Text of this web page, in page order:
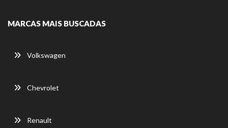
MARCAS MAIS BUSCADAS
Volkswagen
Chevrolet
Renault